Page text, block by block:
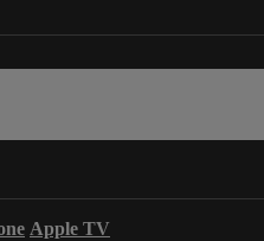
Apple TV